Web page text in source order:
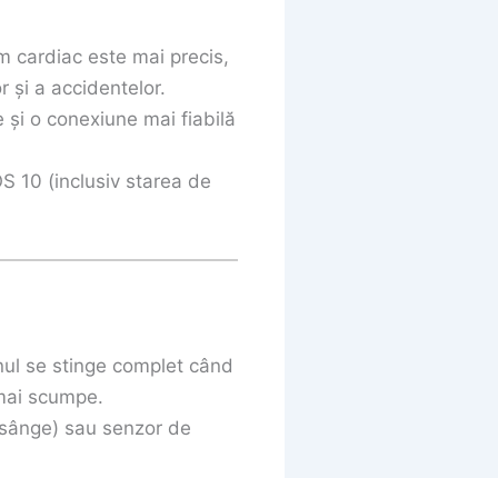
cardiac este mai precis,
și a accidentelor.
și o conexiune mai fiabilă
10 (inclusiv starea de
se stinge complet când
scumpe.
sau senzor de